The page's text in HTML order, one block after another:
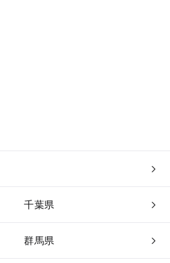
千葉県
群馬県